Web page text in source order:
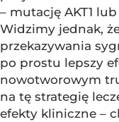
– mutację AKT1
Widzimy jednak,
przekazywania
po prostu lepszy
nowotworowym
na tę strategię
efekty kliniczne –